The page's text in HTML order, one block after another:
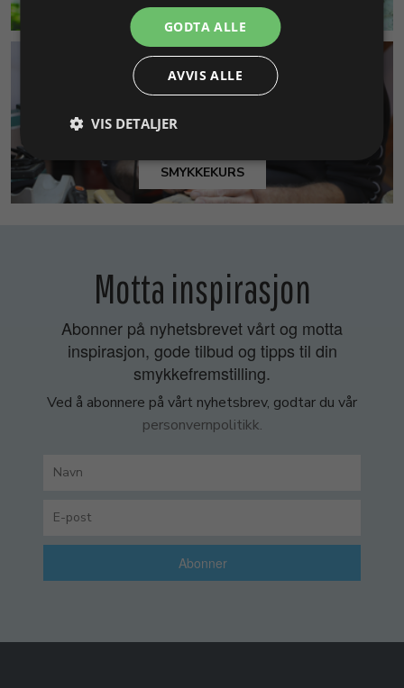
SMYKKEKURS
Motta inspirasjon
Abonner på nyhetsbrevet vårt og motta
inspirasjon, gode tilbud og tipps til din
smykkefremstilling.
Ved å abonnere på vårt nyhetsbrev, godtar du vår
personvernpolitikk.
Abonner
GODTA ALLE
AVVIS ALLE
VIS DETALJER